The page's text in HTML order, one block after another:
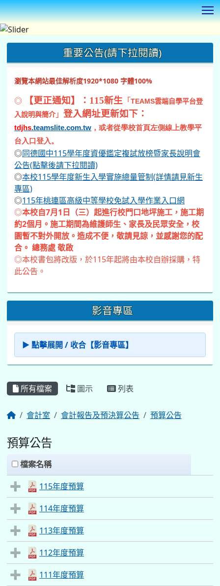
重要公告(請下拉閱讀)
瀏覽本網站最佳解析度1920*1080 字體100%
◎ 【更正通知】：115新生 「 TEAMS雲端自學平台登
入說明與簡介」 登入網址更新如下：
tdjhs.teamslite.com.tw ，或者從學校首頁左側線上教學平
台入口登入。
◎同德國中115學年度資優鑑定複試放榜暨家長說明會
公告(點擊後請下拉閱讀)
◎本校115學年度新生入學實施總量管制(詳情請見新生
專區)
◎115年桃連區高級中等學校免試入學作業入口網
◎本校自7月1日（三）起進行校門口地坪施工，施工期
約2個月。施工期間為維護師生、家長及民眾安全，校
園暫不對外開放。造成不便，敬請見諒，並感謝您的配
合。 總務處 敬啟
◎本校書包將改版，於115年起將由本校自辦採購，特
此公告。
影音專區
▶ 點擊展開 / 收合【影音專區】
所有檔案 圖示 列表
會計室 會計報告及預決算公告 預算公告
預算公告
clickAll
檔案名稱
115年度預算
114年度預算
113年度預算
112年度預算
111年度預算